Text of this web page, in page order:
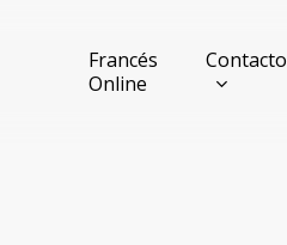
Francés
Online
Contacto